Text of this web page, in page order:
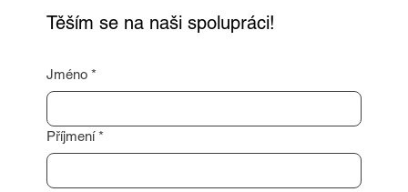
Těším se na naši spolupráci!
Jméno *
Příjmení *